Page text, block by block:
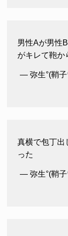
男性Aが男性
がキレて鞄か
— 弥生°(鞘
真横で包丁出
った
— 弥生°(鞘